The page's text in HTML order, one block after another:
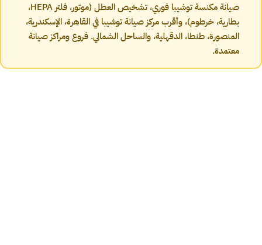
صيانة مكنسة توشيبا فوري، تشخيص العطل ⁨(موتور، فلتر HEPA،
بطارية، خرطوم)⁩، وأقرب مركز صيانة توشيبا في القاهرة، الإسكندرية،
المنصورة، طنطا، الدقهلية، والساحل الشمالي. فروع ومراكز صيانة
معتمدة.